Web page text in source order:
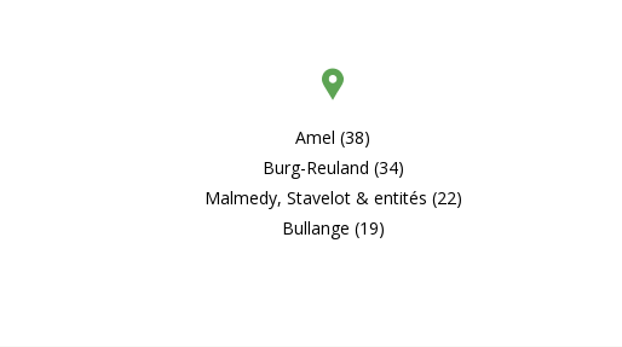
Amel (38)
Burg-Reuland (34)
Malmedy, Stavelot & entités (22)
Bullange (19)